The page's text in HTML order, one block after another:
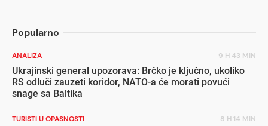
Popularno
ANALIZA 9 H 43 MIN
Ukrajinski general upozorava: Brčko je ključno, ukoliko
RS odluči zauzeti koridor, NATO-a će morati povući
snage sa Baltika
TURISTI U OPASNOSTI 8 H 14 MIN